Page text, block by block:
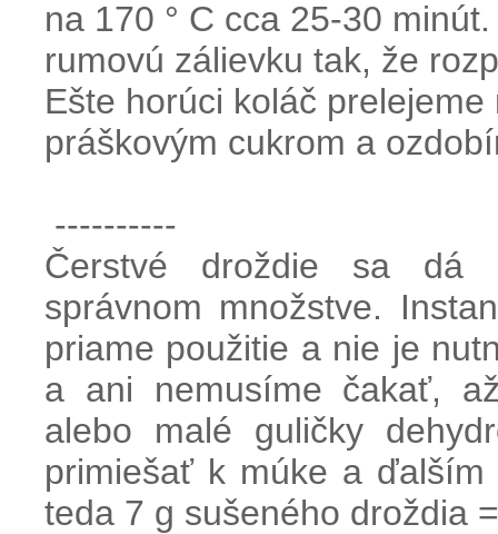
na 170 ° C cca 25-30
rumovú zálievku tak, že
Ešte horúci koláč
práškovým cukrom a
----------
Čerstvé droždie sa dá
správnom množstve.
priame použitie a nie je
a ani nemusíme čakať,
alebo malé guličky
primiešať k múke a
teda 7 g sušeného droždia